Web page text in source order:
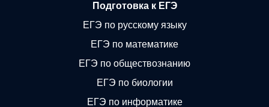
Подготовка к ЕГЭ
ЕГЭ по русскому языку
ЕГЭ по математике
ЕГЭ по обществознанию
ЕГЭ по биологии
ЕГЭ по информатике